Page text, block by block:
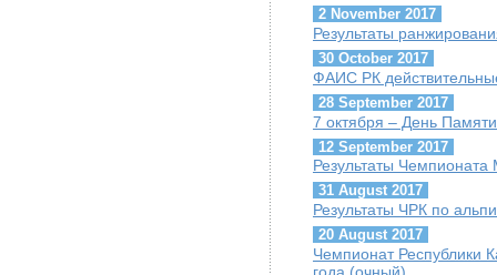
2 November 2017
Результаты
30 October 2017
ФАИС РК
28 September 2017
7 октября – День
12 September 2017
Результаты
31 August 2017
Результаты ЧРК по
20 August 2017
Чемпионат Республики